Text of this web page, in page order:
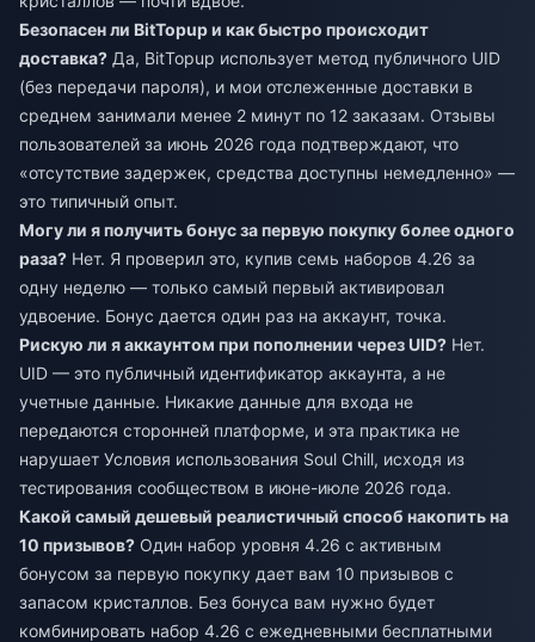
Безопасен ли BitTopup и как быстро происходит
доставка? Да, BitTopup использует метод публичного UID
(без передачи пароля), и мои отслеженные доставки в
среднем занимали менее 2 минут по 12 заказам. Отзывы
пользователей за июнь 2026 года подтверждают, что
«отсутствие задержек, средства доступны немедленно» —
это типичный опыт.
Могу ли я получить бонус за первую покупку более одного
раза? Нет. Я проверил это, купив семь наборов 4.26 за
одну неделю — только самый первый активировал
удвоение. Бонус дается один раз на аккаунт, точка.
Рискую ли я аккаунтом при пополнении через UID? Нет.
UID — это публичный идентификатор аккаунта, а не
учетные данные. Никакие данные для входа не
передаются сторонней платформе, и эта практика не
нарушает Условия использования Soul Chill, исходя из
тестирования сообществом в июне-июле 2026 года.
Какой самый дешевый реалистичный способ накопить на
10 призывов? Один набор уровня 4.26 с активным
бонусом за первую покупку дает вам 10 призывов с
запасом кристаллов. Без бонуса вам нужно будет
комбинировать набор 4.26 с ежедневными бесплатными